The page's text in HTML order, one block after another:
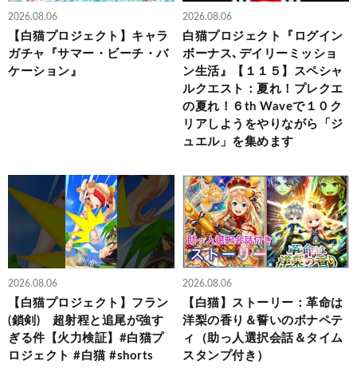
2026.08.06
【白猫プロジェクト】キャラ
ガチャ『サマー・ビーチ・バ
ケーション』
2026.08.06
白猫プロジェクト『ログイン
ボーナス､デイリーミッショ
ン生活』【１１５】スペシャ
ルクエスト：夏れ！プレクエ
の夏れ！６th Waveで１０ク
リアしようをやりながら「ジ
ュエル」を集めます
2026.08.06
【白猫プロジェクト】フラン
(鎖剣) 超射程と追尾が強す
ぎる件【火力検証】#白猫プ
ロジェクト #白猫 #shorts
2026.08.06
【白猫】ストーリー：革命は
洋梨の香り＆誓いのボナペテ
ィ（助っ人選択会話＆タイム
スタンプ付き）